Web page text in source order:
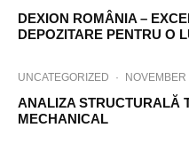
DEXION ROMÂNIA –
DEPOZITARE PENTRU O
UNCATEGORIZED ·
ANALIZA STRUCTURALĂ
MECHANICAL